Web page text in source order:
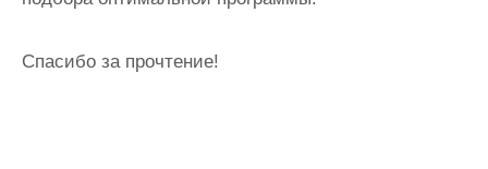
Спасибо за прочтение!